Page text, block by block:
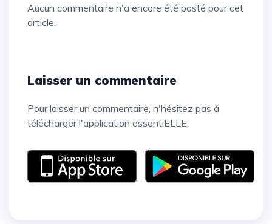
Aucun commentaire n'a encore été posté pour cet
article.
Laisser un commentaire
Pour laisser un commentaire, n'hésitez pas à
télécharger l'application essentiELLE.